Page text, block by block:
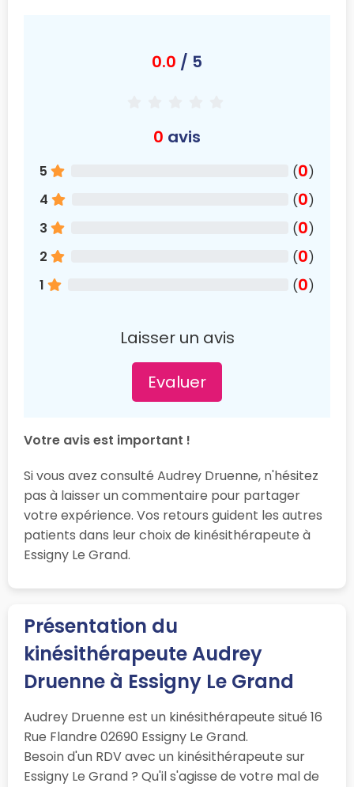
0.0 / 5
0 avis
5 (0)
4
(0)
3
(0)
2
(0)
1
(0)
Laisser un avis
Evaluer
Votre avis est important !
Si vous avez consulté Audrey Druenne, n'hésitez
pas à laisser un commentaire pour partager
votre expérience. Vos retours guident les autres
patients dans leur choix de kinésithérapeute à
Essigny Le Grand.
Présentation du
kinésithérapeute Audrey
Druenne à Essigny Le Grand
Audrey Druenne est un kinésithérapeute situé 16
Rue Flandre 02690 Essigny Le Grand.
Besoin d'un RDV avec un kinésithérapeute sur
Essigny Le Grand ? Qu'il s'agisse de votre mal de